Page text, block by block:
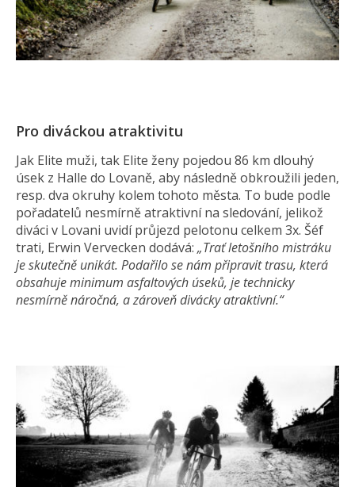
Pro diváckou atraktivitu
Jak Elite muži, tak Elite ženy pojedou 86 km dlouhý
úsek z Halle do Lovaně, aby následně obkroužili jeden,
resp. dva okruhy kolem tohoto města. To bude podle
pořadatelů nesmírně atraktivní na sledování, jelikož
diváci v Lovani uvidí průjezd pelotonu celkem 3x. Šéf
trati, Erwin Vervecken dodává: „Trať letošního mistráku
je skutečně unikát. Podařilo se nám připravit trasu, která
obsahuje minimum asfaltových úseků, je technicky
nesmírně náročná, a zároveň divácky atraktivní.“